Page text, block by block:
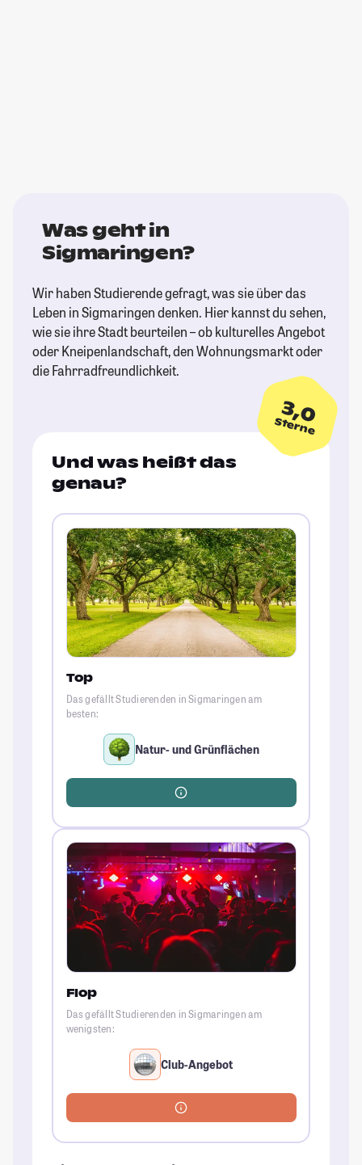
Was geht in
Sigmaringen?
Wir haben Studierende gefragt, was sie über das
Leben in Sigmaringen denken. Hier kannst du sehen,
wie sie ihre Stadt beurteilen – ob kulturelles Angebot
oder Kneipenlandschaft, den Wohnungsmarkt oder
die Fahrradfreundlichkeit.
3,0
Sterne
Und was heißt das
genau?
Top
Das gefällt Studierenden in Sigmaringen am
besten:
Natur- und Grünflächen
Flop
Das gefällt Studierenden in Sigmaringen am
wenigsten:
Club-Angebot